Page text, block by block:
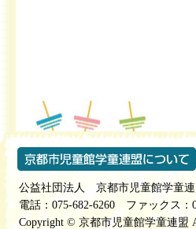
公益社団法人 京都市児童館学童
電話：075-682-6260 ファックス：
Copyright © 京都市児童館学童連盟